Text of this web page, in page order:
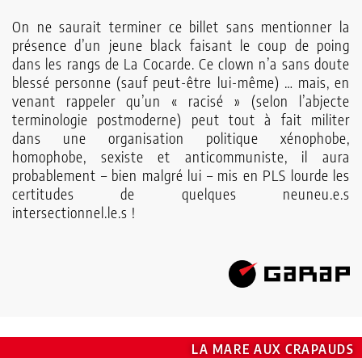
On ne saurait terminer ce billet sans mentionner la
présence d’un jeune black faisant le coup de poing
dans les rangs de La Cocarde. Ce clown n’a sans doute
blessé personne (sauf peut-être lui-même) … mais, en
venant rappeler qu’un « racisé » (selon l’abjecte
terminologie postmoderne) peut tout à fait militer
dans une organisation politique xénophobe,
homophobe, sexiste et anticommuniste, il aura
probablement – bien malgré lui – mis en PLS lourde les
certitudes de quelques neuneu.e.s
intersectionnel.le.s !
LA MARE AUX CRAPAUDS